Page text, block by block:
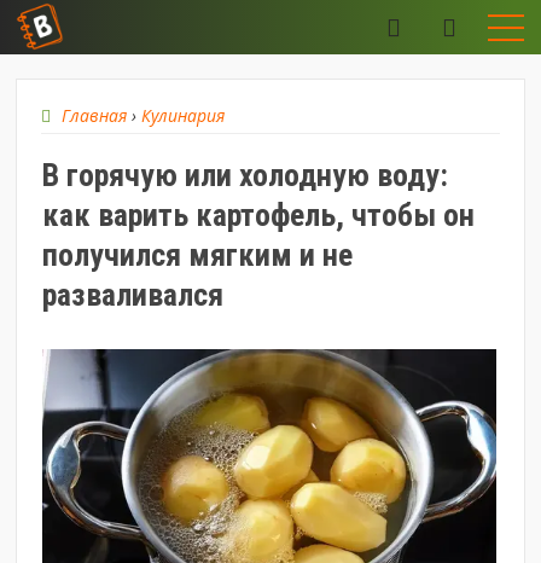
Главная ›Кулинария
В горячую или холодную воду:
как варить картофель, чтобы он
получился мягким и не
разваливался